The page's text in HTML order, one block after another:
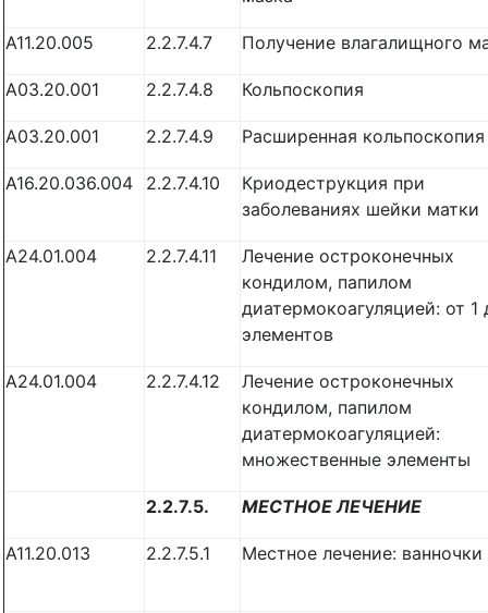
A11.20.005 2.2.7.4.7 Получение влагалищного
A03.20.001 2.2.7.4.8 Кольпоскопия
А03.20.001 2.2.7.4.9 Расширенная кольпоскопия
A16.20.036.004 2.2.7.4.10
Криодеструкция при
заболеваниях шейки матки
A24.01.004 2.2.7.4.11
Лечение остроконечных
кондилом, папилом
диатермокоагуляцией: от 1
элементов
A24.01.004 2.2.7.4.12
Лечение остроконечных
кондилом, папилом
диатермокоагуляцией:
множественные элементы
2.2.7.5. МЕСТНОЕ ЛЕЧЕНИЕ
A11.20.013 2.2.7.5.1 Местное лечение: ванночки